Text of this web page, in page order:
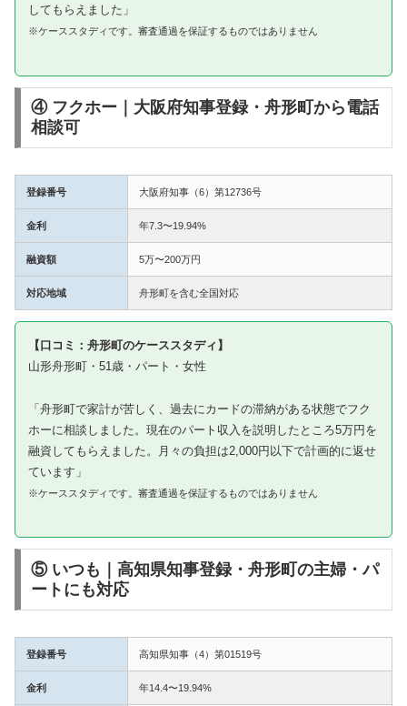
してもらえました」
※ケーススタディです。審査通過を保証するものではありません
④ フクホー｜大阪府知事登録・舟形町から電話
相談可
登録番号 大阪府知事（6）第12736号
金利 年7.3〜19.94%
融資額 5万〜200万円
対応地域 舟形町を含む全国対応
【口コミ：舟形町のケーススタディ】
山形舟形町・51歳・パート・女性
「舟形町で家計が苦しく、過去にカードの滞納がある状態でフク
ホーに相談しました。現在のパート収入を説明したところ5万円を
融資してもらえました。月々の負担は2,000円以下で計画的に返せ
ています」
※ケーススタディです。審査通過を保証するものではありません
⑤ いつも｜高知県知事登録・舟形町の主婦・パ
ートにも対応
登録番号 高知県知事（4）第01519号
金利 年14.4〜19.94%